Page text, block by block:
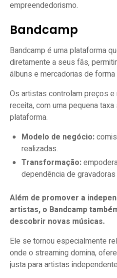
empreendedorismo.
Bandcamp
Bandcamp é uma plataforma
diretamente a seus fãs,
álbuns e mercadorias de
Os artistas controlam preços
receita, com uma pequena
plataforma.
Modelo de negócio:
realizadas.
Transformação:
dependência de
Além de promover a
artistas, o Bandcamp
descobrir novas músicas.
Ele se tornou especialmente
onde o streaming domina,
justa para artistas